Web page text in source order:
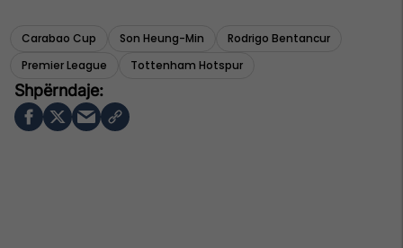
Carabao Cup Son Heung-Min
Rodrigo Bentancur
Premier League
Tottenham Hotspur